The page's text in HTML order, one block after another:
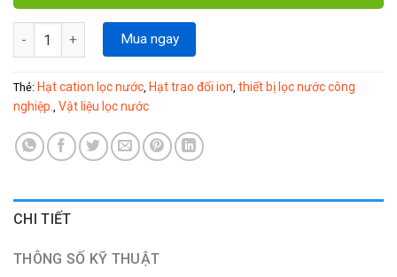
Hạt Cation C100E số lượng
Mua ngay
Thẻ: Hạt cation lọc nước, Hạt trao đổi ion, thiết bị lọc nước công
nghiệp., Vật liệu lọc nước
CHI TIẾT
THÔNG SỐ KỸ THUẬT